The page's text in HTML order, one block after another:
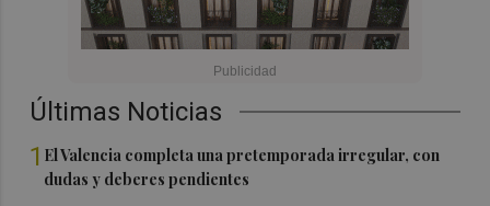
Últimas Noticias
1 El Valencia completa una pretemporada irregular, con
dudas y deberes pendientes